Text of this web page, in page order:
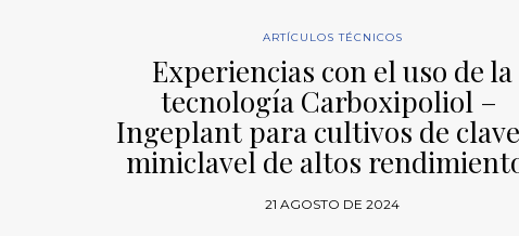
ARTÍCULOS TÉCNICOS
Experiencias con el uso de la
tecnología Carboxipoliol –
Ingeplant para cultivos de
miniclavel de altos
21 AGOSTO DE 2024